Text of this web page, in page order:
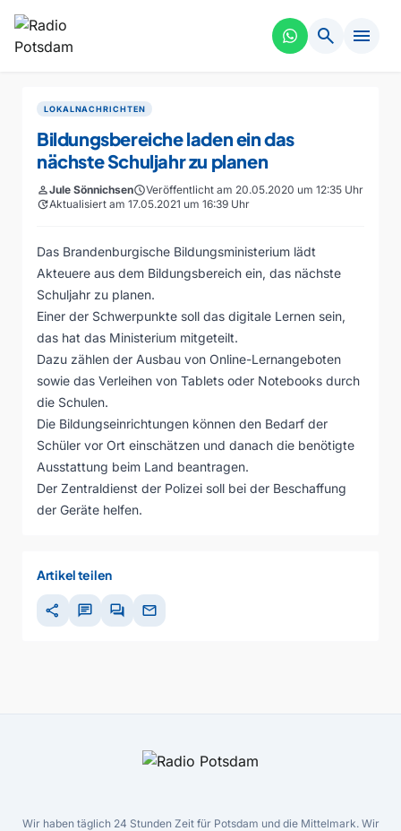
search menu
LOKALNACHRICHTEN
Bildungsbereiche laden ein das
nächste Schuljahr zu planen
personJule SönnichsenscheduleVeröffentlicht am 20.05.2020 um 12:35 Uhr
updateAktualisiert am 17.05.2021 um 16:39 Uhr
Das Brandenburgische Bildungsministerium lädt
Akteuere aus dem Bildungsbereich ein, das nächste
Schuljahr zu planen.
Einer der Schwerpunkte soll das digitale Lernen sein,
das hat das Ministerium mitgeteilt.
Dazu zählen der Ausbau von Online-Lernangeboten
sowie das Verleihen von Tablets oder Notebooks durch
die Schulen.
Die Bildungseinrichtungen können den Bedarf der
Schüler vor Ort einschätzen und danach die benötigte
Ausstattung beim Land beantragen.
Der Zentraldienst der Polizei soll bei der Beschaffung
der Geräte helfen.
Artikel teilen
share chat forum mail
Wir haben täglich 24 Stunden Zeit für Potsdam und die Mittelmark. Wir